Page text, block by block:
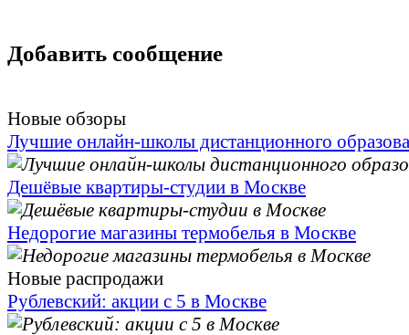
Добавить сообщение
Новые обзоры
Лучшие онлайн-школы дистанционного
Дешёвые квартиры-студии в Москве
Недорогие магазины термобелья в Москве
Новые распродажи
Рублевский: акции с 5 в Москве